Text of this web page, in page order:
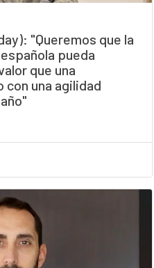
"Queremos que la
pueda
que una
con una agilidad